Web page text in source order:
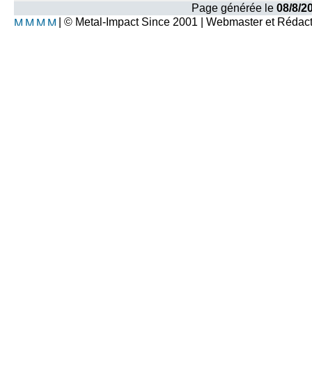
Page générée le 08/8/
| © Metal-Impact Since 2001 | Webmaster et